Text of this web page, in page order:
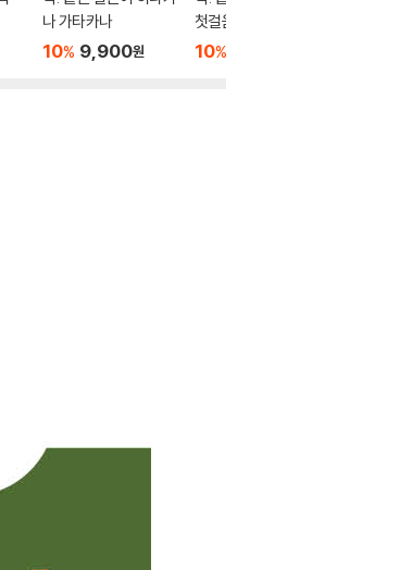
나 가타카나
10% 9,900원
첫걸음
10%